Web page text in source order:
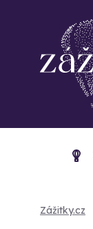
Zážitky.cz